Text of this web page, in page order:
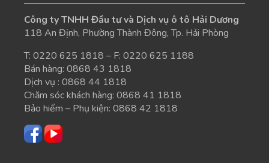
Công ty TNHH Đầu tư và Dịch vụ ô tô Hải Dương
118 An Định, Phường Thành Đông, Tp. Hải Phòng
T: 0220 625 1818 – F: 0220 625 1188
Bán hàng: 0868 43 1818
Dịch vụ : 0868 44 1818
Chăm sóc khách hàng: 0868 41 1818
Bảo hiểm – Phụ kiện: 0868 42 1818